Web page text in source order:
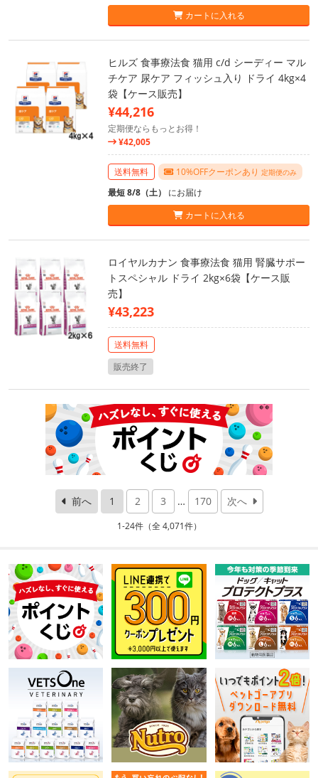
カートに入れる
ヒルズ 食事療法食 猫用 c/d シーディー マル
チケア 尿ケア フィッシュ入り ドライ 4kg×4
袋【ケース販売】
¥44,216
定期便ならもっとお得！
¥42,005
送料無料 10%OFFクーポンあり 定期便のみ
最短 8/8（土） にお届け
カートに入れる
ロイヤルカナン 食事療法食 猫用 腎臓サポー
トスペシャル ドライ 2kg×6袋【ケース販
売】
¥43,223
送料無料
販売終了
前へ 1 2 3 … 170 次へ
1-24件（全 4,071件）